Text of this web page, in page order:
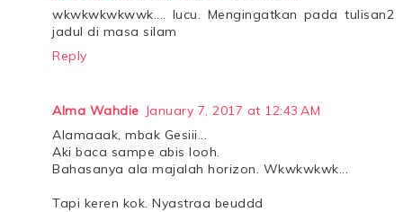
wkwkwkwkwwk.... lucu. Mengingatkan pada tulisan2
jadul di masa silam
Reply
Alma Wahdie January 7, 2017 at 12:43 AM
Alamaaak, mbak Gesiii...
Aki baca sampe abis looh.
Bahasanya ala majalah horizon. Wkwkwkwk...
Tapi keren kok. Nyastraa beuddd